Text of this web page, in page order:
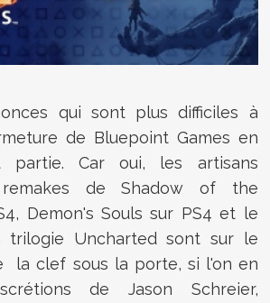
qui sont plus difficiles à
de Bluepoint Games en
partie. Car oui, les artisans
de Shadow of the
Demon's Souls sur PS4 et le
trilogie Uncharted sont sur le
la clef sous la porte, si l'on en
de Jason Schreier,